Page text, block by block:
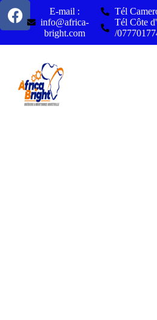
E-mail :
info@africa-
bright.com
Tél
Tél Côte
/